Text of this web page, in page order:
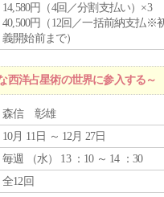
14,580円（4回／分割支払い）×3
40,500円（12回／一括前納支払※
義開始前まで）
洋占星術の世界に参入する～
森信 彰雄
10月 11日 ～ 12月 27日
毎週 （水） 13 ：10 ～ 14 ：30
全12回